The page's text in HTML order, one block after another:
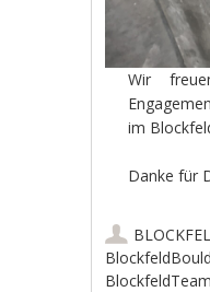
Wir
im
Danke für
BlockfeldTeam